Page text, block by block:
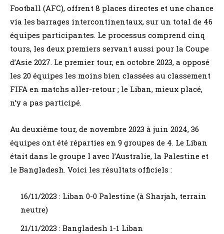
Football (AFC), offrent 8 places directes et une chance
via les barrages intercontinentaux, sur un total de 46
équipes participantes. Le processus comprend cinq
tours, les deux premiers servant aussi pour la Coupe
d’Asie 2027. Le premier tour, en octobre 2023, a opposé
les 20 équipes les moins bien classées au classement
FIFA en matchs aller-retour ; le Liban, mieux placé,
n’y a pas participé.
Au deuxième tour, de novembre 2023 à juin 2024, 36
équipes ont été réparties en 9 groupes de 4. Le Liban
était dans le groupe I avec l’Australie, la Palestine et
le Bangladesh. Voici les résultats officiels :
16/11/2023 : Liban 0-0 Palestine (à Sharjah, terrain
neutre)
21/11/2023 : Bangladesh 1-1 Liban